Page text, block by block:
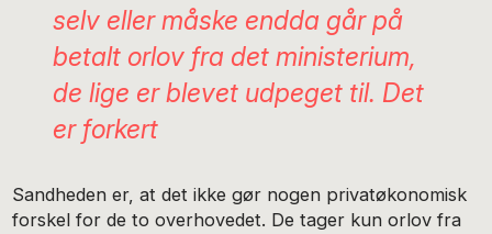
selv eller måske endda går på
betalt orlov fra det ministerium,
de lige er blevet udpeget til. Det
er forkert
Sandheden er, at det ikke gør nogen privatøkonomisk
forskel for de to overhovedet. De tager kun orlov fra